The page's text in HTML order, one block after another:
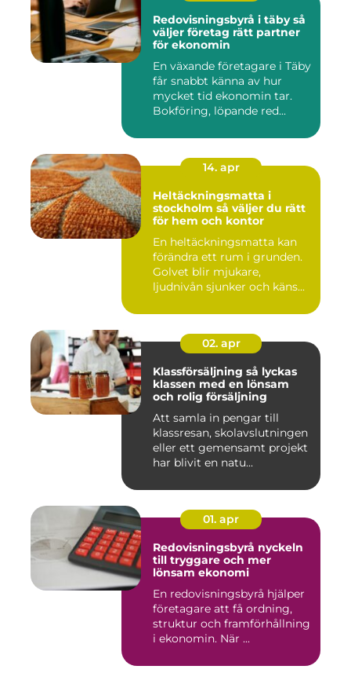
Redovisningsbyrå i täby så
väljer företag rätt partner
för ekonomin
En växande företagare i Täby
får snabbt känna av hur
mycket tid ekonomin tar.
Bokföring, löpande red...
14. apr
Heltäckningsmatta i
stockholm så väljer du rätt
för hem och kontor
En heltäckningsmatta kan
förändra ett rum i grunden.
Golvet blir mjukare,
ljudnivån sjunker och käns...
02. apr
Klassförsäljning så lyckas
klassen med en lönsam
och rolig försäljning
Att samla in pengar till
klassresan, skolavslutningen
eller ett gemensamt projekt
har blivit en natu...
01. apr
Redovisningsbyrå nyckeln
till tryggare och mer
lönsam ekonomi
En redovisningsbyrå hjälper
företagare att få ordning,
struktur och framförhållning
i ekonomin. När ...